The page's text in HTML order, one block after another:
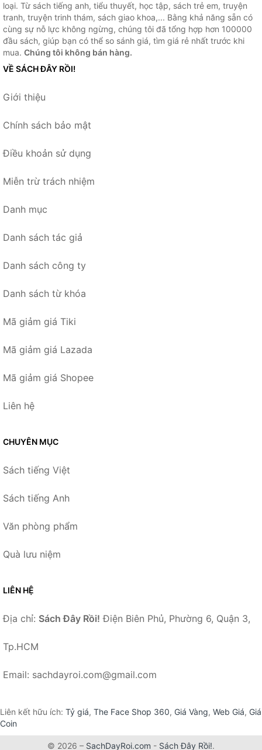
loại. Từ sách tiếng anh, tiểu thuyết, học tập, sách trẻ em, truyện
tranh, truyện trinh thám, sách giao khoa,... Bằng khả năng sẵn có
cùng sự nỗ lực không ngừng, chúng tôi đã tổng hợp hơn 100000
đầu sách, giúp bạn có thể so sánh giá, tìm giá rẻ nhất trước khi
mua. Chúng tôi không bán hàng.
VỀ SÁCH ĐÂY RỒI!
Giới thiệu
Chính sách bảo mật
Điều khoản sử dụng
Miễn trừ trách nhiệm
Danh mục
Danh sách tác giả
Danh sách công ty
Danh sách từ khóa
Mã giảm giá Tiki
Mã giảm giá Lazada
Mã giảm giá Shopee
Liên hệ
CHUYÊN MỤC
Sách tiếng Việt
Sách tiếng Anh
Văn phòng phẩm
Quà lưu niệm
LIÊN HỆ
Địa chỉ: Sách Đây Rồi! Điện Biên Phủ, Phường 6, Quận 3,
Tp.HCM
Email: sachdayroi.com@gmail.com
Liên kết hữu ích: Tỷ giá, The Face Shop 360, Giá Vàng, Web Giá, Giá
Coin
© 2026 – SachDayRoi.com - Sách Đây Rồi!.